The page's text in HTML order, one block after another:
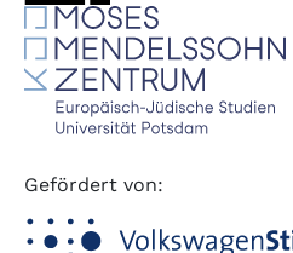
Gefördert von: